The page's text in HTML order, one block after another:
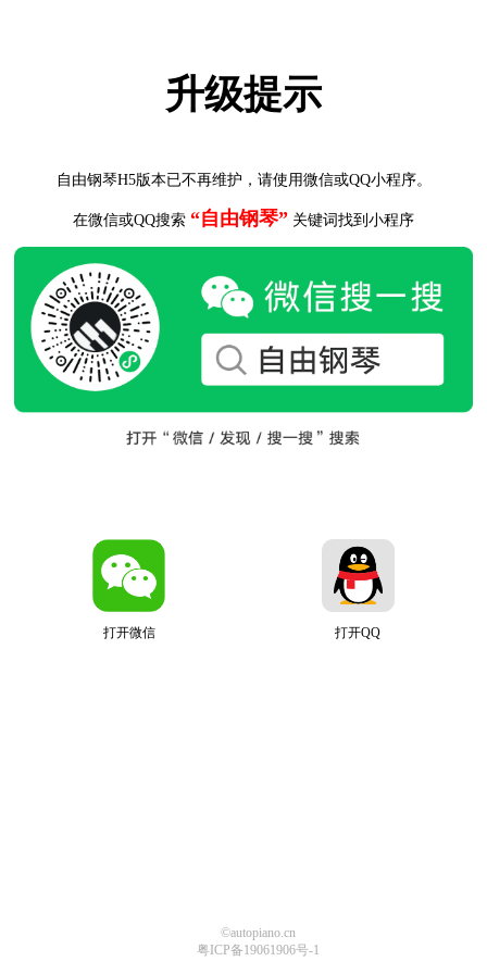
升级提示
自由钢琴H5版本已不再维护，请使用微信或QQ小程序。
在微信或QQ搜索 “自由钢琴” 关键词找到小程序
打开微信 打开QQ
©autopiano.cn
粤ICP备19061906号-1